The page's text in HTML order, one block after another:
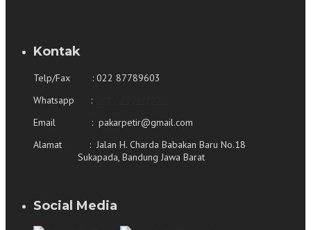
Kontak
Telp/Fax : 022 87789603
Whatsapp :
Email : pakarpetir@gmail.com
Alamat : Jalan H. Charda Babakan Baru No.18
Sukapada, Bandung Jawa Barat
Social Media